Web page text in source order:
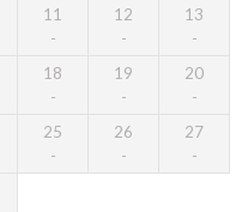
11 12 13
18 19 20
25 26 27